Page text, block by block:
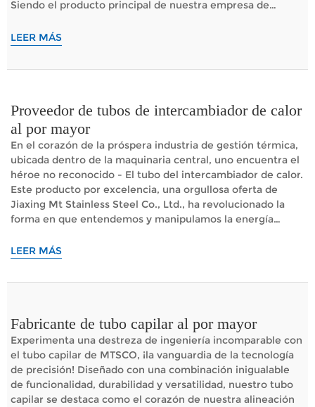
Siendo el producto principal de nuestra empresa de
nuestro compromiso con la innovación, la exploración y la
productividad en la industria del petróleo y el gas. La
LEER MÁS
Proveedor de tubos de intercambiador de calor
al por mayor
En el corazón de la próspera industria de gestión térmica,
ubicada dentro de la maquinaria central, uno encuentra el
héroe no reconocido - El tubo del intercambiador de calor.
Este producto por excelencia, una orgullosa oferta de
Jiaxing Mt Stainless Steel Co., Ltd., ha revolucionado la
forma en que entendemos y manipulamos la energía
paso en una amplia gama de industrias, como el
procesamiento químico, la generación de energía y más.
LEER MÁS
Fabricante de tubo capilar al por mayor
Experimenta una destreza de ingeniería incomparable con
el tubo capilar de MTSCO, ¡la vanguardia de la tecnología
de precisión! Diseñado con una combinación inigualable
de funcionalidad, durabilidad y versatilidad, nuestro tubo
capilar se destaca como el corazón de nuestra alineación